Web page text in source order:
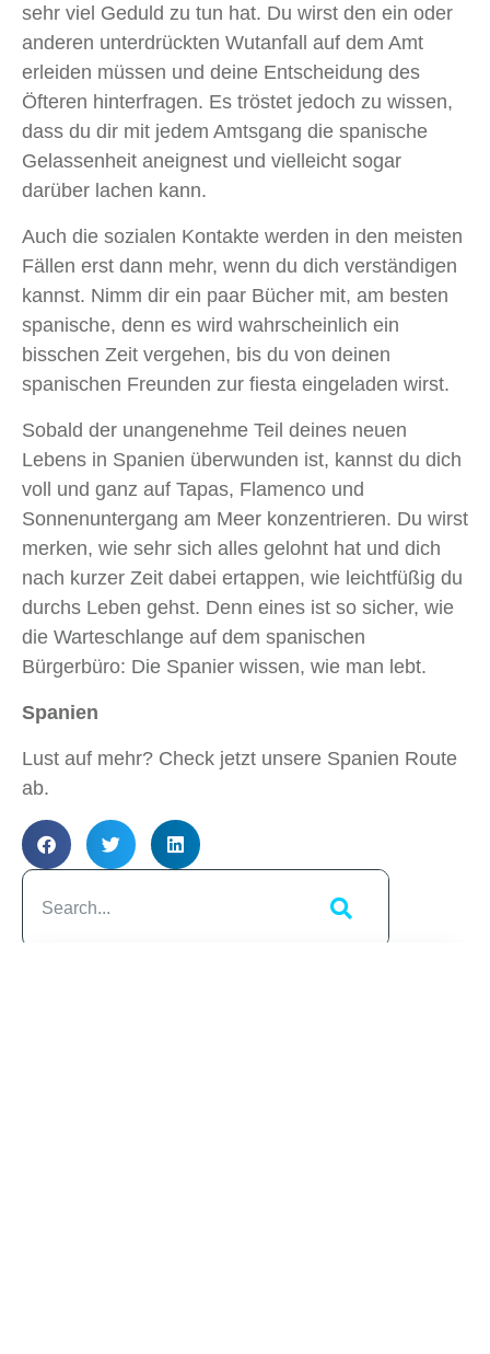
sehr viel Geduld zu tun hat. Du wirst den ein oder
anderen unterdrückten Wutanfall auf dem Amt
erleiden müssen und deine Entscheidung des
Öfteren hinterfragen. Es tröstet jedoch zu wissen,
dass du dir mit jedem Amtsgang die spanische
Gelassenheit aneignest und vielleicht sogar
darüber lachen kann.
Auch die sozialen Kontakte werden in den meisten
Fällen erst dann mehr, wenn du dich verständigen
kannst. Nimm dir ein paar Bücher mit, am besten
spanische, denn es wird wahrscheinlich ein
bisschen Zeit vergehen, bis du von deinen
spanischen Freunden zur fiesta eingeladen wirst.
Sobald der unangenehme Teil deines neuen
Lebens in Spanien überwunden ist, kannst du dich
voll und ganz auf Tapas, Flamenco und
Sonnenuntergang am Meer konzentrieren. Du wirst
merken, wie sehr sich alles gelohnt hat und dich
nach kurzer Zeit dabei ertappen, wie leichtfüßig du
durchs Leben gehst. Denn eines ist so sicher, wie
die Warteschlange auf dem spanischen
Bürgerbüro: Die Spanier wissen, wie man lebt.
Spanien
Lust auf mehr? Check jetzt unsere Spanien Route
ab.